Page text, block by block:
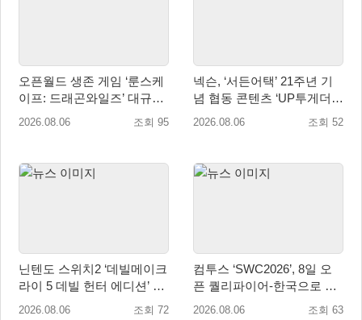
오픈월드 생존 게임 ‘룬스케
이프: 드래곤와일즈’ 대규모
유저 편의성 개선 및 사이드
2026.08.06 조회 95
넥슨, ‘서든어택’ 21주년 기
념 협동 콘텐츠 ‘UP투게더’
업데이트
2026.08.06 조회 52
닌텐도 스위치2 ‘데빌메이크
라이 5 데빌 헌터 에디션’ 패
키지 제품 8월 7일 예약판매
2026.08.06 조회 72
컴투스 ‘SWC2026’, 8일 오
픈 퀄리파이어-한국으로 시
즌 개막!
2026.08.06 조회 63